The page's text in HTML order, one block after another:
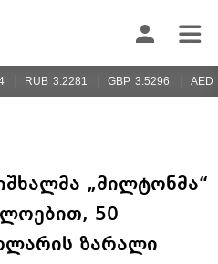
RUB 3.2281 GBP 3.5296 AED
„მილტონმა“
50
ზარალი